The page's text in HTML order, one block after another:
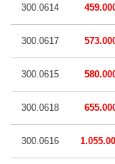
300.0614
300.0617
300.0615
300.0618
300.0616